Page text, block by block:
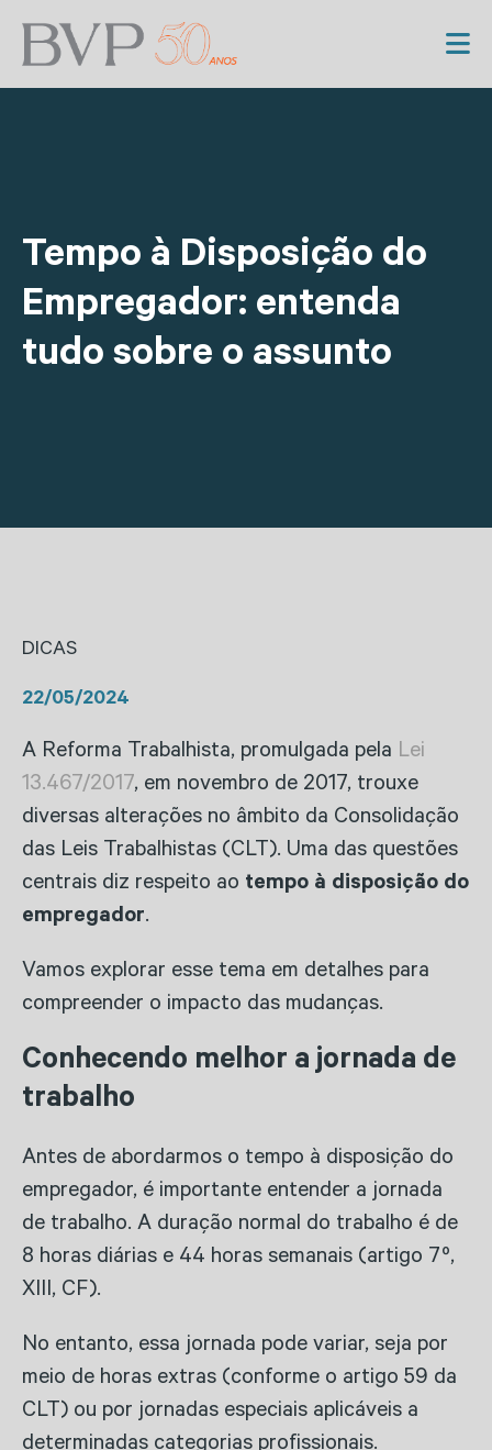
Tempo à Disposição do
Empregador: entenda
tudo sobre o assunto
DICAS
22/05/2024
A Reforma Trabalhista, promulgada pela Lei
13.467/2017, em novembro de 2017, trouxe
diversas alterações no âmbito da Consolidação
das Leis Trabalhistas (CLT). Uma das questões
centrais diz respeito ao tempo à disposição do
empregador.
Vamos explorar esse tema em detalhes para
compreender o impacto das mudanças.
Conhecendo melhor a jornada de
trabalho
Antes de abordarmos o tempo à disposição do
empregador, é importante entender a jornada
de trabalho. A duração normal do trabalho é de
8 horas diárias e 44 horas semanais (artigo 7º,
XIII, CF).
No entanto, essa jornada pode variar, seja por
meio de horas extras (conforme o artigo 59 da
CLT) ou por jornadas especiais aplicáveis a